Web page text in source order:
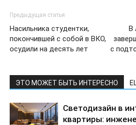
Предыдущая статья
Насильника студентки,
покончившей с собой в ВКО,
осудили на десять лет
В
с
ЭТО МОЖЕТ БЫТЬ ИНТЕРЕСНО
Светодизайн в
квартиры: